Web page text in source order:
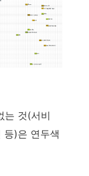
는 것(서비
등)은 연두색